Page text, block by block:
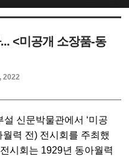
<미공개 소장품-동
2022
설 신문박물관에서 ‘미공
월력 전) 전시회를 주최했
시회는 1929년 동아월력
치북5
치북5